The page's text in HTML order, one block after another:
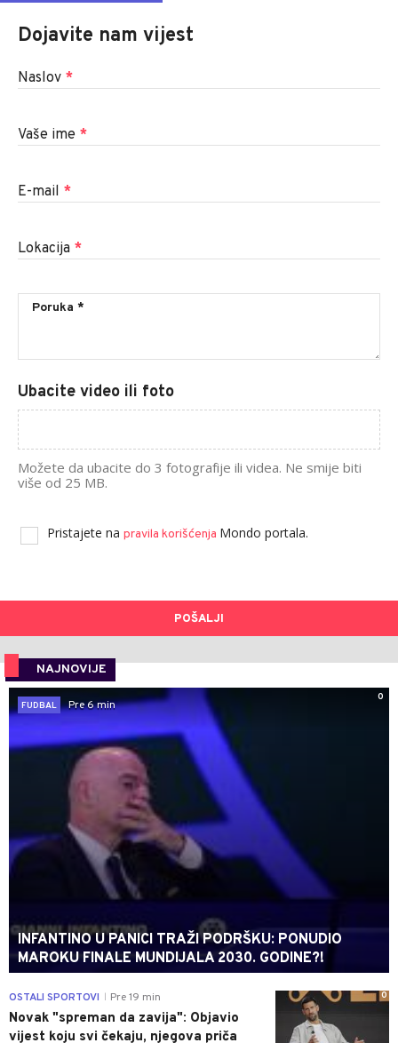
Dojavite nam vijest
Naslov *
Vaše ime *
E-mail *
Lokacija *
Ubacite video ili foto
Možete da ubacite do 3 fotografije ili videa. Ne smije biti
više od 25 MB.
Pristajete na pravila korišćenja Mondo portala.
POŠALJI
NAJNOVIJE
0
FUDBAL
Pre 6 min
INFANTINO U PANICI TRAŽI PODRŠKU: PONUDIO
MAROKU FINALE MUNDIJALA 2030. GODINE?!
0
OSTALI SPORTOVI Pre 19 min
Novak "spreman da zavija": Objavio
vijest koju svi čekaju, njegova priča